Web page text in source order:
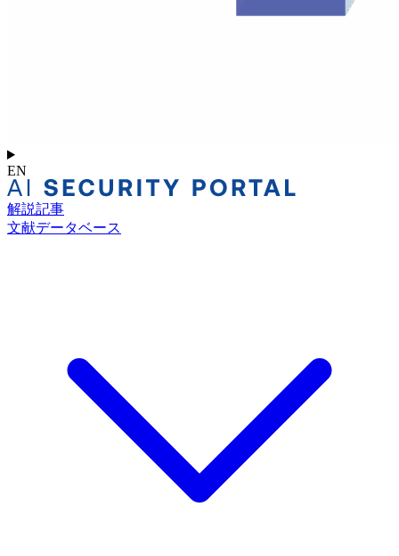
EN
解説記事
文献データベース